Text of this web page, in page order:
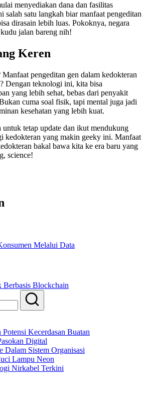
menyediakan dana dan fasilitas
salah satu langkah biar manfaat pengeditan
dirasain lebih luas. Pokoknya, negara
jalan bareng nih!
Keren
Manfaat pengeditan gen dalam kedokteran
Dengan teknologi ini, kita bisa
yang lebih sehat, bebas dari penyakit
cuma soal fisik, tapi mental juga jadi
kesehatan yang lebih kuat.
untuk tetap update dan ikut mendukung
kedokteran yang makin geeky ini. Manfaat
bakal bawa kita ke era baru yang
science!
Melalui Data
Blockchain
Kecerdasan Buatan
Digital
Dalam Sistem Organisasi
Lampu Neon
Nirkabel Terkini